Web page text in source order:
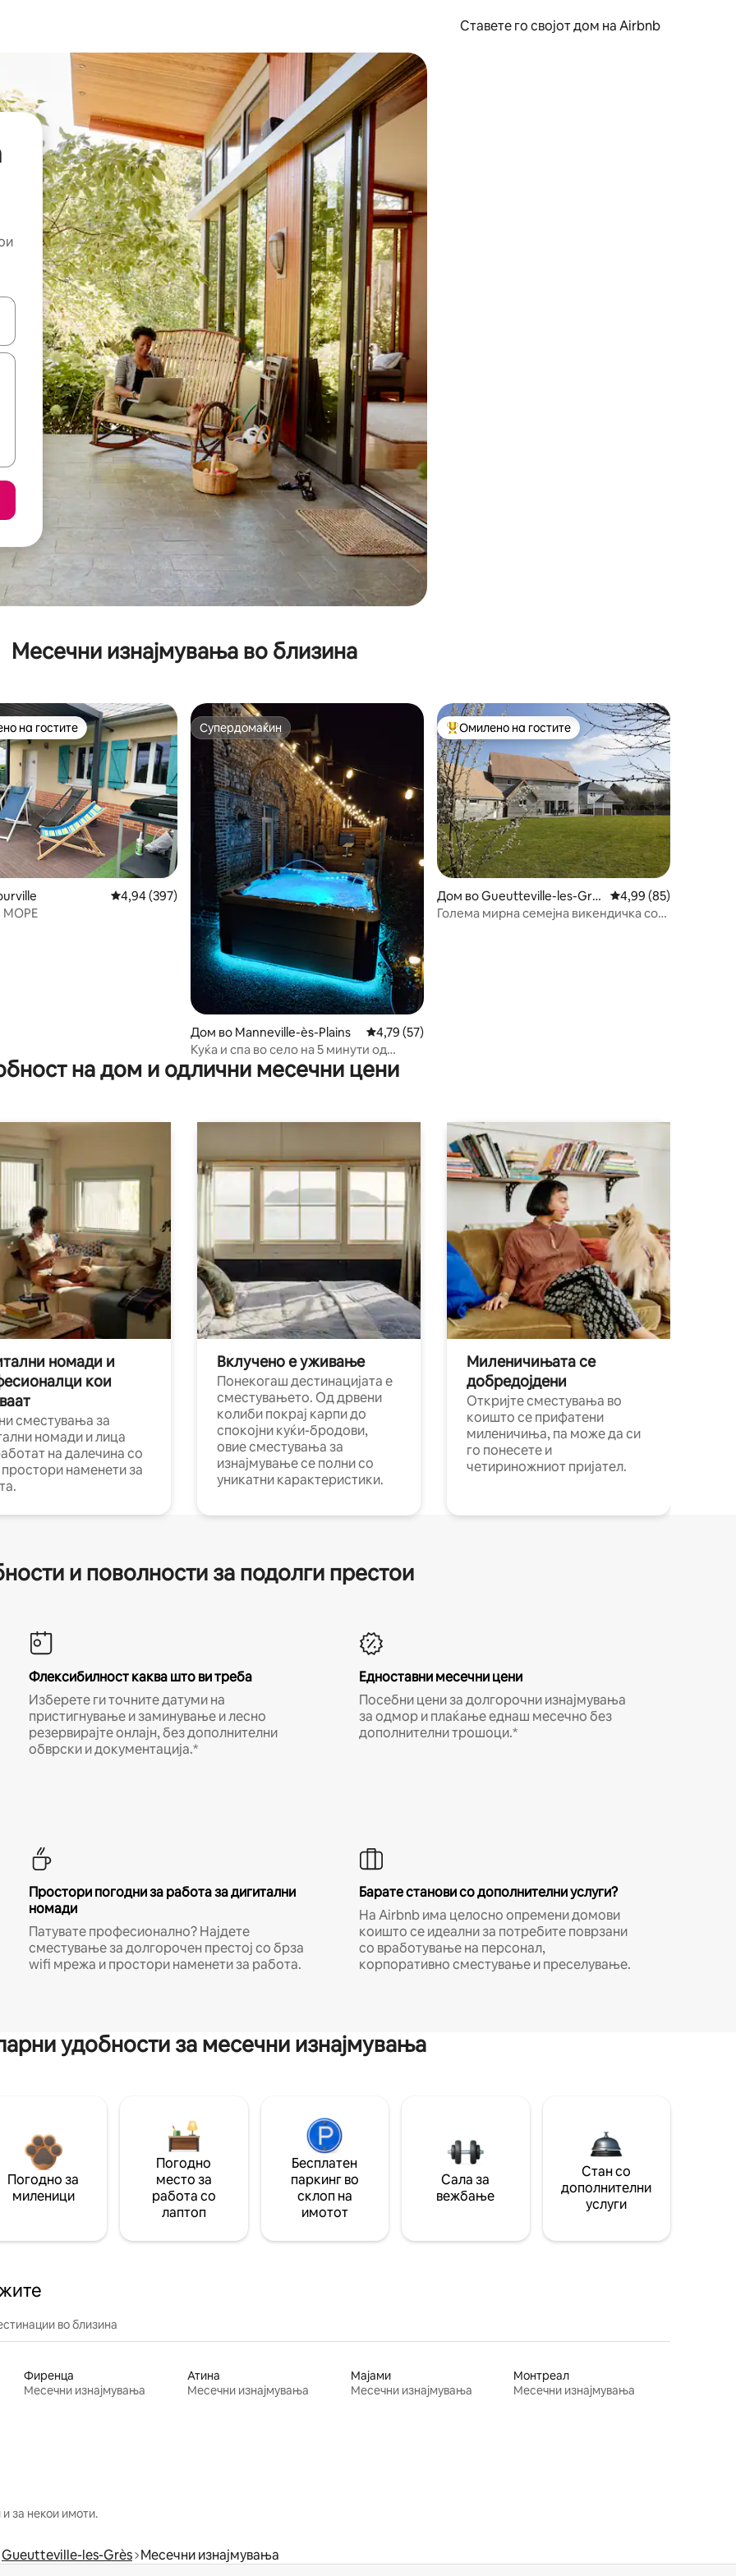
Ставете го својот дом на Airbnb
со стрелки нагоре и надолу или истражувајте со допирање или со лизгање.
Месечни изнајмувања во близина
5, 167 рецензии
„Омилени на гостите“
на гостите
Просечна оцена: 4,94 од 5, 397 рецензии
4,94 (397)
МОРЕ
Супердомаќин
Супердомаќин
Дом во Manneville-ès-Plains Просечна оцена: 4,79 од 5, 57 рецензии
4,79 (57)
Куќа и спа во село на 5 минути од
морето!
Меѓу најуспешните „Омилени на гостите“
Омилено на гостите
Дом во Gueutteville-les-Grè
s
Просечна оцена:
4,99 (85)
Голема мирна семејна викендичка со
на дом и одлични месечни цени
номади и
кои
сместувања за
номади и лица
на далечина со
наменети за
Вклучено е уживање
Понекогаш дестинацијата е
сместувањето. Од дрвени
колиби покрај карпи до
спокојни куќи-бродови,
овие сместувања за
изнајмување се полни со
уникатни карактеристики.
Миленичињата се
добредојдени
Откријте сместувања во
коишто се прифатени
миленичиња, па може да си
го понесете и
четириножниот пријател.
и поволности за подолги престои
Флексибилност каква што ви треба
Изберете ги точните датуми на
пристигнување и заминување и лесно
резервирајте онлајн, без дополнителни
обврски и документација.*
Едноставни месечни цени
Посебни цени за долгорочни изнајмувања
за одмор и плаќање еднаш месечно без
дополнителни трошоци.*
Простори погодни за работа за дигитални
номади
Патувате професионално? Најдете
сместување за долгорочен престој со брза
wifi мрежа и простори наменети за работа.
Барате станови со дополнителни услуги?
На Airbnb има целосно опремени домови
коишто се идеални за потребите поврзани
со вработување на персонал,
корпоративно сместување и преселување.
удобности за месечни изнајмувања
Погодно за
миленици
Погодно
место за
работа со
лаптоп
Бесплатен
паркинг во
склоп на
имотот
Сала за
вежбање
Стан со
дополнителни
услуги
во близина
Фиренца
Месечни изнајмувања
Атина
Месечни изнајмувања
Мајами
Месечни изнајмувања
Монтреал
Месечни изнајмувања
за некои имоти.
Gueutteville-les-Grès Месечни изнајмувања